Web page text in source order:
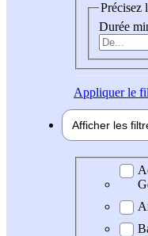
Précisez
Durée
Appliquerle
Afficher les
Domaine